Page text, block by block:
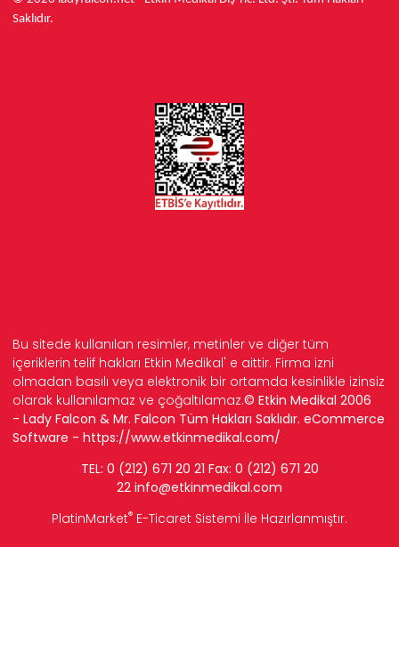
Saklıdır.
Bu sitede kullanılan resimler, metinler ve diğer tüm
içeriklerin telif hakları Etkin Medikal' e aittir. Firma izni
olmadan basılı veya elektronik bir ortamda kesinlikle izinsiz
olarak kullanılamaz ve çoğaltılamaz.© Etkin Medikal 2006
- Lady Falcon & Mr. Falcon Tüm Hakları Saklıdır. eCommerce
Software - https://www.etkinmedikal.com/
TEL: 0 (212) 671 20 21 Fax: 0 (212) 671 20
22 info@etkinmedikal.com
PlatinMarket® E-Ticaret Sistemi İle Hazırlanmıştır.